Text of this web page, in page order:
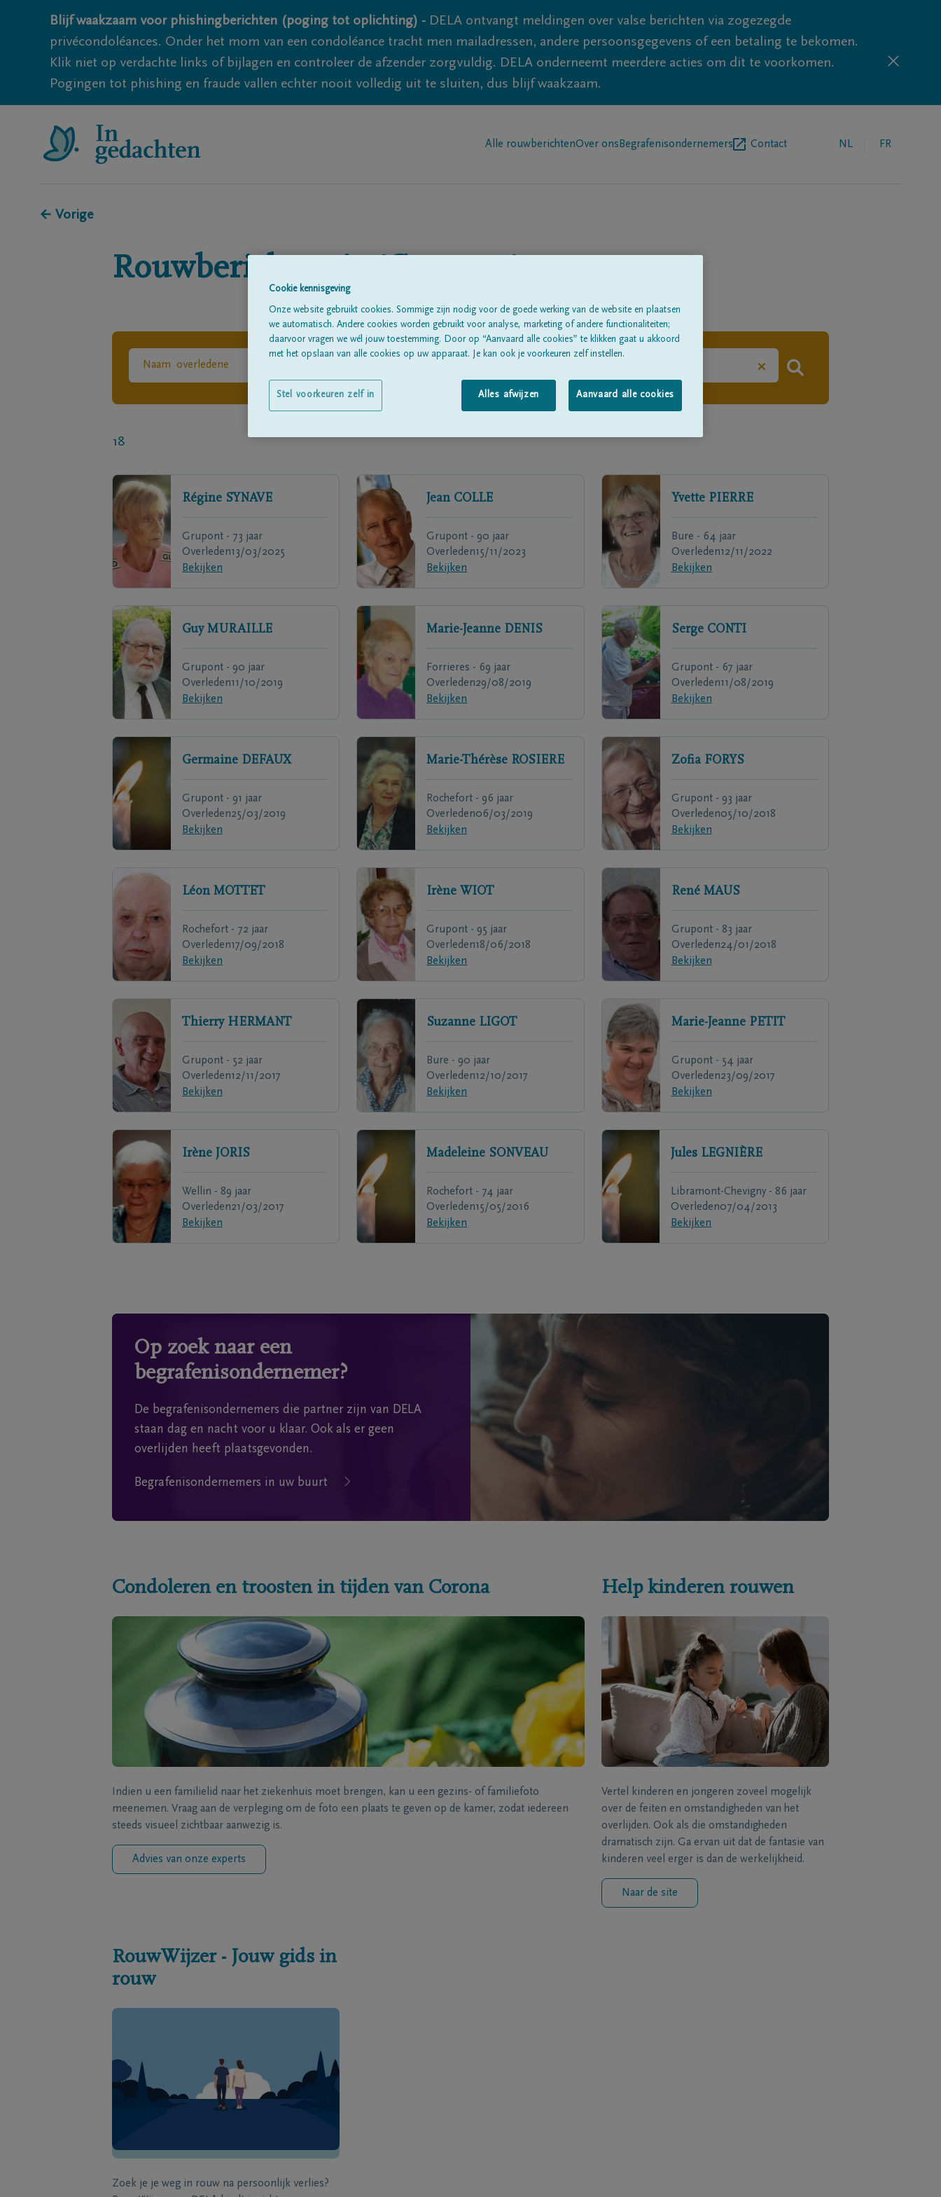
Blijf waakzaam voor phishingberichten (poging tot oplichting) - DELA ontvangt meldingen over valse berichten via zogezegde
privécondoléances. Onder het mom van een condoléance tracht men mailadressen, andere persoonsgegevens of een betaling te bekomen.
Klik niet op verdachte links of bijlagen en controleer de afzender zorgvuldig. DELA onderneemt meerdere acties om dit te voorkomen.
Pogingen tot phishing en fraude vallen echter nooit volledig uit te sluiten, dus blijf waakzaam.
Alle rouwberichtenOver ons Begrafenisondernemers Contact NL FR
← Vorige
Rouwberichten in
×
18
Régine SYNAVE
Grupont - 73 jaar
Overleden13/03/2025
Bekijken
Jean COLLE
Grupont - 90 jaar
Overleden15/11/2023
Bekijken
Yvette PIERRE
Bure - 64 jaar
Overleden12/11/2022
Bekijken
Guy MURAILLE
Grupont - 90 jaar
Overleden11/10/2019
Bekijken
Marie-Jeanne DENIS
Forrieres - 69 jaar
Overleden29/08/2019
Bekijken
Serge CONTI
Grupont - 67 jaar
Overleden11/08/2019
Bekijken
Germaine DEFAUX
Grupont - 91 jaar
Overleden25/03/2019
Bekijken
Marie-Thérèse ROSIERE
Rochefort - 96 jaar
Overleden06/03/2019
Bekijken
Zofia FORYS
Grupont - 93 jaar
Overleden05/10/2018
Bekijken
Léon MOTTET
Rochefort - 72 jaar
Overleden17/09/2018
Bekijken
Irène WIOT
Grupont - 95 jaar
Overleden18/06/2018
Bekijken
René MAUS
Grupont - 83 jaar
Overleden24/01/2018
Bekijken
Thierry HERMANT
Grupont - 52 jaar
Overleden12/11/2017
Bekijken
Suzanne LIGOT
Bure - 90 jaar
Overleden12/10/2017
Bekijken
Marie-Jeanne PETIT
Grupont - 54 jaar
Overleden23/09/2017
Bekijken
Irène JORIS
Wellin - 89 jaar
Overleden21/03/2017
Bekijken
Madeleine SONVEAU
Rochefort - 74 jaar
Overleden15/05/2016
Bekijken
Jules LEGNIÈRE
Libramont-Chevigny - 86 jaar
Overleden07/04/2013
Bekijken
Op zoek naar een
begrafenisondernemer?
De begrafenisondernemers die partner zijn van DELA
staan dag en nacht voor u klaar. Ook als er geen
overlijden heeft plaatsgevonden.
Begrafenisondernemers in uw buurt
Condoleren en troosten in tijden van Corona
Indien u een familielid naar het ziekenhuis moet brengen, kan u een gezins- of familiefoto
meenemen. Vraag aan de verpleging om de foto een plaats te geven op de kamer, zodat iedereen
steeds visueel zichtbaar aanwezig is.
Advies van onze experts
Help kinderen rouwen
Vertel kinderen en jongeren zoveel mogelijk
over de feiten en omstandigheden van het
overlijden. Ook als die omstandigheden
dramatisch zijn. Ga ervan uit dat de fantasie van
kinderen veel erger is dan de werkelijkheid.
Naar de site
RouwWijzer - Jouw gids in
rouw
Zoek je je weg in rouw na persoonlijk verlies?
Cookie kennisgeving
Onze website gebruikt cookies. Sommige zijn nodig voor de goede werking van de website en plaatsen
we automatisch. Andere cookies worden gebruikt voor analyse, marketing of andere functionaliteiten;
daarvoor vragen we wél jouw toestemming. Door op “Aanvaard alle cookies” te klikken gaat u akkoord
met het opslaan van alle cookies op uw apparaat. Je kan ook je voorkeuren zelf instellen.
Alles afwijzen Aanvaard alle cookies
Stel voorkeuren zelf in